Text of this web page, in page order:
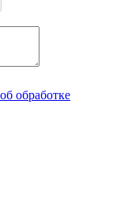
обработке